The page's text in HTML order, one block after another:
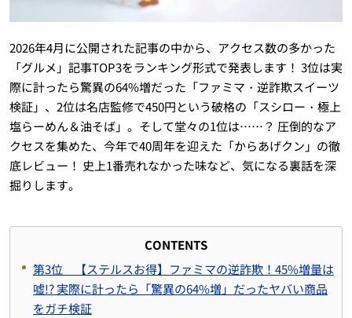
2026年4月に公開された記事の中から、アクセス数の多かった
「グルメ」記事TOP3をランキング形式で発表します！ 3位は実
際に計ったら驚異の64%増だった「ファミマ・逆詐欺スイーツ
検証」、2位は名店監修で450円という破格の「スシロー・極上
塩らーめん＆油そば」。そして堂々の1位は……？ 圧倒的なア
クセスを集めた、今年で40周年を迎えた「からあげクン」の徹
底レビュー！ 史上1番売れなかった味など、気になる裏話を深
掘りします。
CONTENTS
第3位 【ステルスお得】ファミマの逆詐欺！45%増量は
嘘!? 実際に計ったら「驚異の64%増」だったヤバい商品
をガチ検証